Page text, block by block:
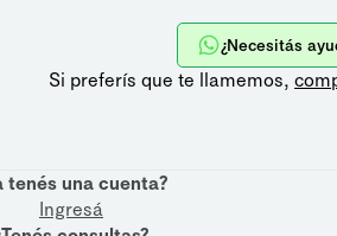
¿Necesitás
Si preferís que te llamemos,
tenés una cuenta?
Ingresá